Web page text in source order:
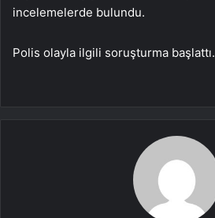
incelemelerde bulundu.
Polis olayla ilgili soruşturma başlattı.